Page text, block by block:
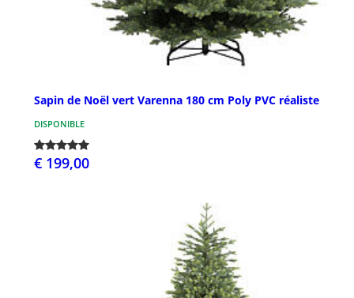
Sapin de Noël vert Varenna 180 cm Poly PVC réaliste
DISPONIBLE
€ 199,00